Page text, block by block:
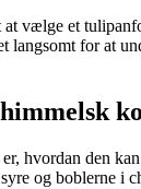
vælge et
langsomt for at
hvordan den
og boblerne i